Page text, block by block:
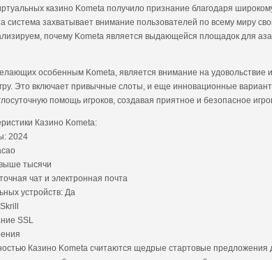
казино Kometa получило признание благодаря
система захватывает внимание пользователей по всему миру
почему Kometa является выдающейся площадок для
особенным Kometa, является внимание на
Это включает привычные слоты, и еще инновационные
помощь игроков, создавая приятное и безопасное
Казино Kometa:
2024
тысячи
чат и электронная почта
устройств: Да
SSL
Казино Kometa считаются щедрые стартовые